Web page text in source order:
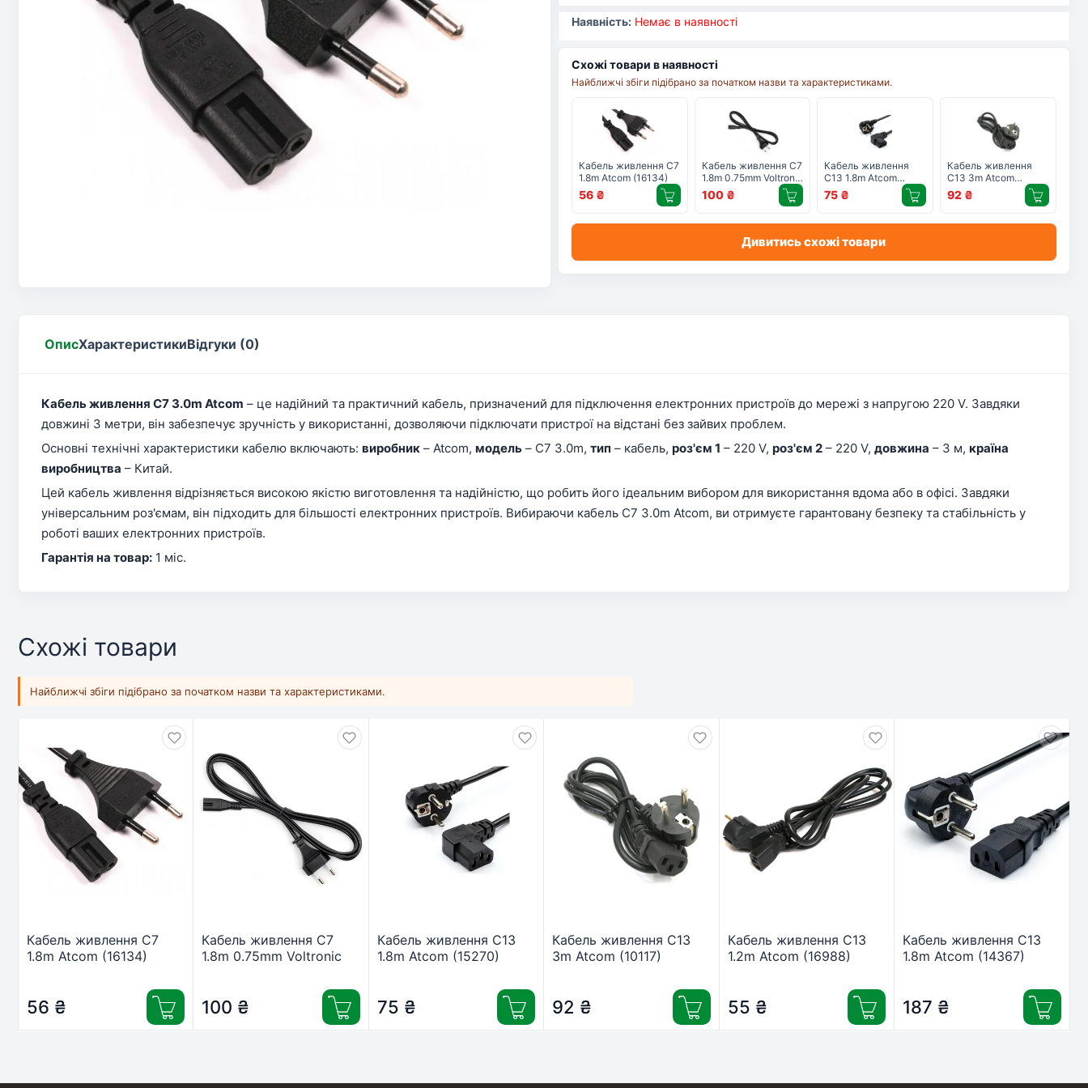
Наявність: Немає в наявності
Схожі товари в наявності
Найближчі збіги підібрано за початком назви та характеристиками.
Кабель живлення C7
1.8m Atcom (16134)
56 ₴
Кабель живлення C7
1.8m 0.75mm Voltronic
(C7-1CM8155-1,8)
100 ₴
Кабель живлення
C13 1.8m Atcom
(15270)
75 ₴
Кабель живлення
C13 3m Atcom
(10117)
92 ₴
Дивитись схожі товари
ОписХарактеристикиВідгуки (0)
Кабель живлення C7 3.0m Atcom – це надійний та практичний кабель, призначений для підключення електронних пристроїв до мережі з напругою 220 V. Завдяки
довжині 3 метри, він забезпечує зручність у використанні, дозволяючи підключати пристрої на відстані без зайвих проблем.
Основні технічні характеристики кабелю включають: виробник – Atcom, модель – C7 3.0m, тип – кабель, роз'єм 1 – 220 V, роз'єм 2 – 220 V, довжина – 3 м, країна
виробництва – Китай.
Цей кабель живлення відрізняється високою якістю виготовлення та надійністю, що робить його ідеальним вибором для використання вдома або в офісі. Завдяки
універсальним роз'ємам, він підходить для більшості електронних пристроїв. Вибираючи кабель C7 3.0m Atcom, ви отримуєте гарантовану безпеку та стабільність у
роботі ваших електронних пристроїв.
Гарантія на товар: 1 міс.
Схожі товари
Найближчі збіги підібрано за початком назви та характеристиками.
Кабель живлення C7
1.8m Atcom (16134)
56 ₴
Кабель живлення C7
1.8m 0.75mm Voltronic
100 ₴
Кабель живлення C13
1.8m Atcom (15270)
75 ₴
Кабель живлення C13
3m Atcom (10117)
92 ₴
Кабель живлення C13
1.2m Atcom (16988)
55 ₴
Кабель живлення C13
1.8m Atcom (14367)
187 ₴